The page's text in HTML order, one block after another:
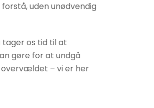
uden unødvendig
os tid til at
gøre for at undgå
overvældet – vi er her